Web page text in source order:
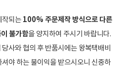
작되는 100% 주문제작 방식으로 다른
불가함을 양지하여 주시기 바랍니다.
사와 협의 후 반품시에는 왕복택배비
야 하는 불이익을 받으시오니 신중하